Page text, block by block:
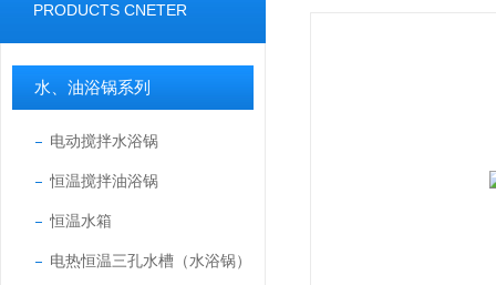
PRODUCTS CNETER
水、油浴锅系列
电动搅拌水浴锅
恒温搅拌油浴锅
恒温水箱
电热恒温三孔水槽（水浴锅）